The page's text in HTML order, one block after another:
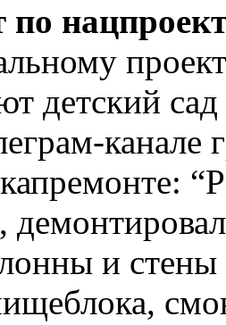
детский
канале
и стены